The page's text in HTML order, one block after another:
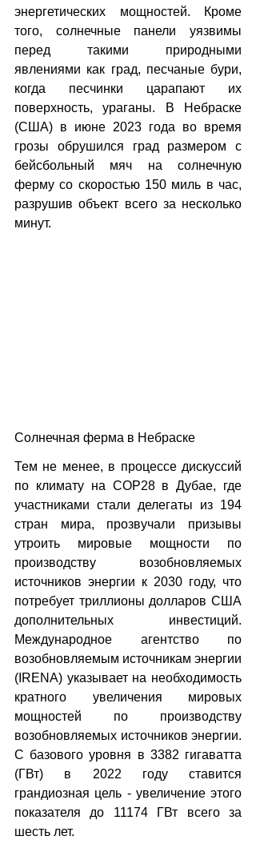
энергетических мощностей. Кроме
того, солнечные панели уязвимы
перед такими природными
явлениями как град, песчаные бури,
когда песчинки царапают их
поверхность, ураганы. В Небраске
(США) в июне 2023 года во время
грозы обрушился град размером с
бейсбольный мяч на солнечную
ферму со скоростью 150 миль в час,
разрушив объект всего за несколько
минут.
Солнечная ферма в Небраске
Тем не менее, в процессе дискуссий
по климату на COP28 в Дубае, где
участниками стали делегаты из 194
стран мира, прозвучали призывы
утроить мировые мощности по
производству возобновляемых
источников энергии к 2030 году, что
потребует триллионы долларов США
дополнительных инвестиций.
Международное агентство по
возобновляемым источникам энергии
(IRENA) указывает на необходимость
кратного увеличения мировых
мощностей по производству
возобновляемых источников энергии.
С базового уровня в 3382 гигаватта
(ГВт) в 2022 году ставится
грандиозная цель - увеличение этого
показателя до 11174 ГВт всего за
шесть лет.